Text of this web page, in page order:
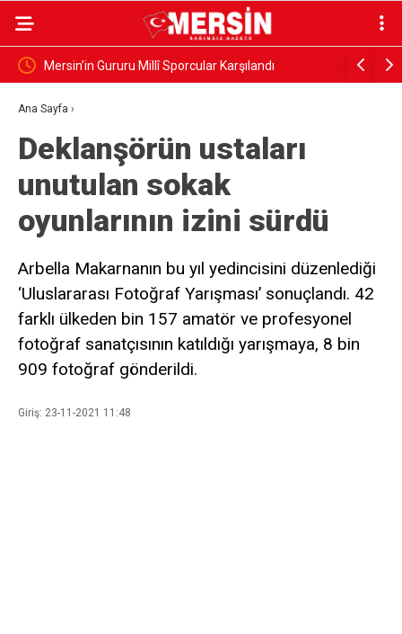
Mersin’in Gururu Millî Sporcular Karşılandı Mersinli
Ana Sayfa ›
Deklanşörün ustaları
unutulan sokak
oyunlarının izini sürdü
Arbella Makarnanın bu yıl yedincisini düzenlediği
‘Uluslararası Fotoğraf Yarışması’ sonuçlandı. 42
farklı ülkeden bin 157 amatör ve profesyonel
fotoğraf sanatçısının katıldığı yarışmaya, 8 bin
909 fotoğraf gönderildi.
Giriş: 23-11-2021 11:48